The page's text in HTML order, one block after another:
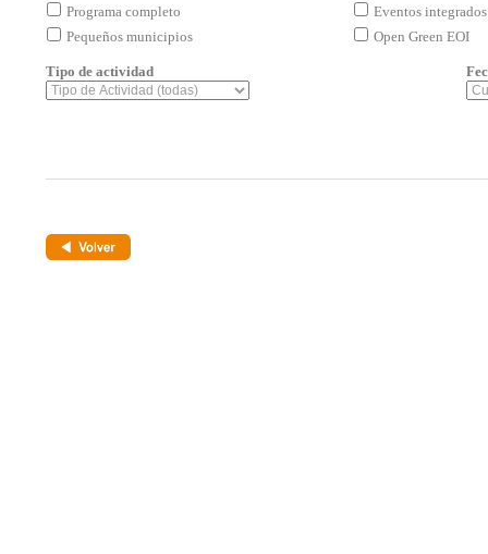
Programa completo
Eventos integrados
Pequeños municipios
Open Green EOI
Tipo de actividad